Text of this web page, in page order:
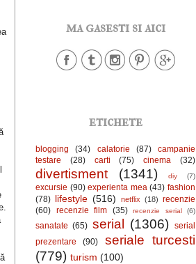
ma gasesti si aici
etichete
blogging (34) calatorie (87)
campanie
testare
(28) carti (75) cinema (32)
divertisment (1341) diy (7)
excursie (90) experienta mea (43) fashion
(78) lifestyle (516) netflix (18) recenzie
(60) recenzie film (35) recenzie serial (6)
sanatate (65) serial (1306) serial
prezentare
(90)
seriale turcesti
(779) turism (100)